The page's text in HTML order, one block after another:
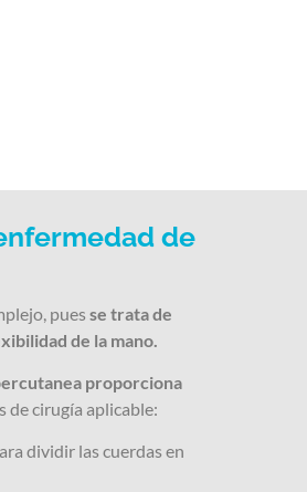
de
pues se trata de
de la mano.
proporciona
de cirugía aplicable:
dividir las cuerdas en